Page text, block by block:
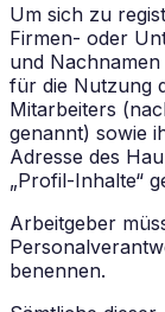
Um sich zu
Firmen- oder
und
für die Nutzung
Mitarbeiters
genannt) sowie
Adresse des
„Profil-Inhalte“
Arbeitgeber
benennen.